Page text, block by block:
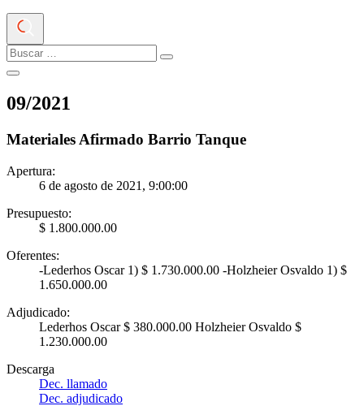
09/2021
Materiales Afirmado Barrio Tanque
Apertura:
6 de agosto de 2021, 9:00:00
Presupuesto:
$ 1.800.000.00
Oferentes:
-Lederhos Oscar 1) $ 1.730.000.00 -Holzheier Osvaldo 1) $
1.650.000.00
Adjudicado:
Lederhos Oscar $ 380.000.00 Holzheier Osvaldo $
1.230.000.00
Descarga
Dec. llamado
Dec. adjudicado